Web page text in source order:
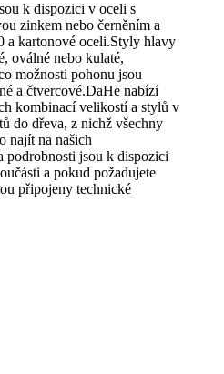
k dispozici v oceli s
zinkem nebo černěním a
a kartonové oceli.Styly hlavy
oválné nebo kulaté,
možnosti pohonu jsou
a čtvercové.DaHe nabízí
kombinací velikostí a stylů v
do dřeva, z nichž všechny
najít na našich
podrobnosti jsou k dispozici
a pokud požadujete
připojeny technické